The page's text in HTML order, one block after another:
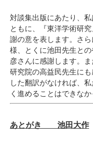
対談集出版にあたり、
ともに、『東洋学術研
謝の意を表します。さ
様、とくに池田先生と
彦さんに感謝します。
研究院の高益民先生に
した翻訳がなければ、
く進めることはできなか
あとがき 池田大作